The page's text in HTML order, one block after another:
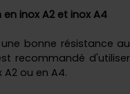
en inox A2 et inox A4
bonne résistance
recommandé
A2 ou en A4.